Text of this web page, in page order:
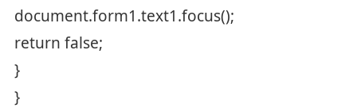
document.form1.text1.focus();
return false;
}
}